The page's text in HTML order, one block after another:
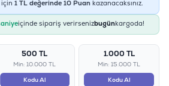
1 TL değerinde 10 Puan kazanacaksınız.
içinde sipariş verirsenizbugünkargoda!
500 TL
Min: 10.000 TL
Kodu Al
1.000 TL
Min: 15.000 TL
Kodu Al